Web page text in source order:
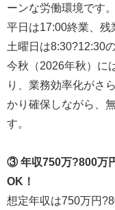
ーンな労働環境です。
平日は17:00終業、残
土曜日は8:30?12:30
今秋（2026年秋）に
り、業務効率化がさ
かり確保しながら、
す。
③ 年収750万?800万
OK！
想定年収は750万円